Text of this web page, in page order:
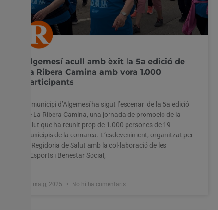
Algemesí acull amb èxit la 5a edició de
La Ribera Camina amb vora 1.000
participants
El municipi d’Algemesí ha sigut l’escenari de la 5a edició
de La Ribera Camina, una jornada de promoció de la
salut que ha reunit prop de 1.000 persones de 19
municipis de la comarca. L’esdeveniment, organitzat per
la Regidoria de Salut amb la col·laboració de les
d’Esports i Benestar Social,
13 maig, 2025 No hi ha comentaris